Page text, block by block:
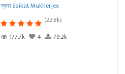
দ্বারা Saikat Mukherjee
(22.8k)
177.7k
4 79.2k